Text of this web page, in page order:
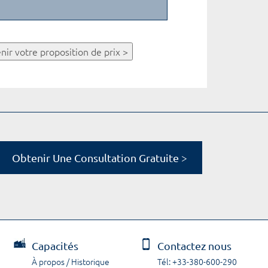
votre proposition de prix >
Obtenir Une Consultation Gratuite >
Capacités
À propos / Historique
Contactez nous
Tél: +33-380-600-290